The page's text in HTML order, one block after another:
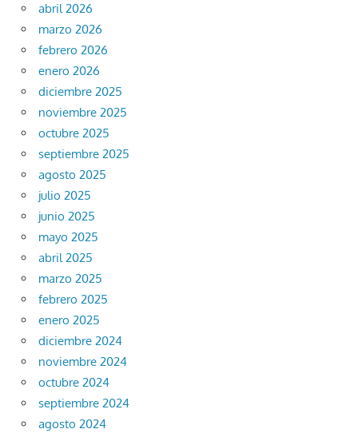
abril 2026
marzo 2026
febrero 2026
enero 2026
diciembre 2025
noviembre 2025
octubre 2025
septiembre 2025
agosto 2025
julio 2025
junio 2025
mayo 2025
abril 2025
marzo 2025
febrero 2025
enero 2025
diciembre 2024
noviembre 2024
octubre 2024
septiembre 2024
agosto 2024